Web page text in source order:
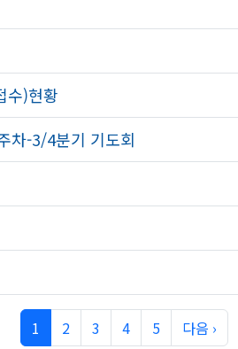
수)현황
차-3/4분기 기도회
1 2 3 4 5 다음 ›